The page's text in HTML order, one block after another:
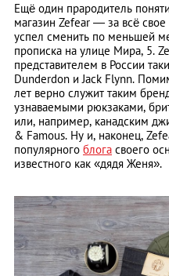
Ещё один прародитель
магазин Zefear — за всё
успел сменить по меньшей
прописка на улице Мира, 5.
представителем в России
Dunderdon и Jack Flynn.
лет верно служит таким
узнаваемыми рюкзаками,
или, например, канадским
& Famous. Ну и, наконец,
популярного блога своего
известного как «дядя Женя».